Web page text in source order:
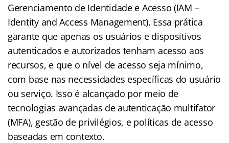
Gerenciamento de Identidade e Acesso (IAM –
Identity and Access Management). Essa prática
garante que apenas os usuários e dispositivos
autenticados e autorizados tenham acesso aos
recursos, e que o nível de acesso seja mínimo,
com base nas necessidades específicas do usuário
ou serviço. Isso é alcançado por meio de
tecnologias avançadas de autenticação multifator
(MFA), gestão de privilégios, e políticas de acesso
baseadas em contexto.